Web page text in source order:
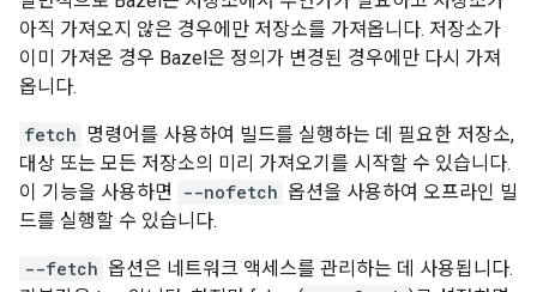
아직 가져오지 않은 경우에만 저장소를 가져옵니다. 저장소가
이미 가져온 경우 Bazel은 정의가 변경된 경우에만 다시 가져
옵니다.
fetch 명령어를 사용하여 빌드를 실행하는 데 필요한 저장소,
대상 또는 모든 저장소의 미리 가져오기를 시작할 수 있습니다.
이 기능을 사용하면
--nofetch 옵션을 사용하여 오프라인 빌
드를 실행할 수 있습니다.
--fetch 옵션은 네트워크 액세스를 관리하는 데 사용됩니다.